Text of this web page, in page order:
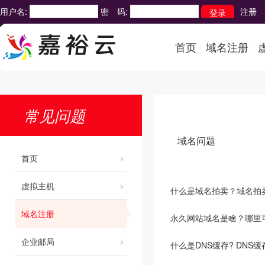
用户名: 密 码: 注册
首页 域名注册
常见问题
首页
虚拟主机
域名注册
企业邮局
域名问题
什么是域名拍卖？域名拍
永久网站域名是啥？哪里
什么是DNS缓存? DNS缓